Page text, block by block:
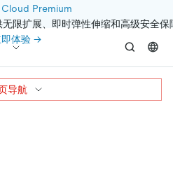
Cloud Premium
限扩展、即时弹性伸缩和高级安全保
即体验 →
导航